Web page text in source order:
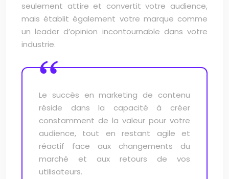
seulement attire et convertit votre audience,
mais établit également votre marque comme
un leader d’opinion incontournable dans votre
industrie.
Le succès en marketing de contenu
réside dans la capacité à créer
constamment de la valeur pour votre
audience, tout en restant agile et
réactif face aux changements du
marché et aux retours de vos
utilisateurs.